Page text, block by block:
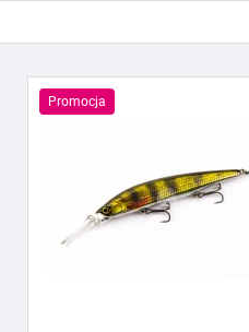
Promocja